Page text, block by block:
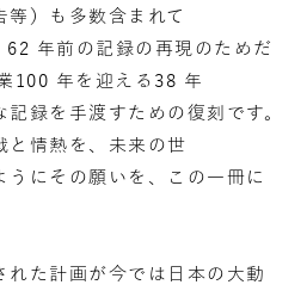
等）も多数含まれて
62 年前の記録の再現のためだ
100 年を迎える38 年
録を手渡すための復刻です。
と情熱を、未来の世
にその願いを、この一冊に
れた計画が今では日本の大動